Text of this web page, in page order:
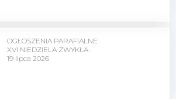
OGŁOSZENIA PARAFIALNE
XVI NIEDZIELA ZWYKŁA
19 lipca 2026